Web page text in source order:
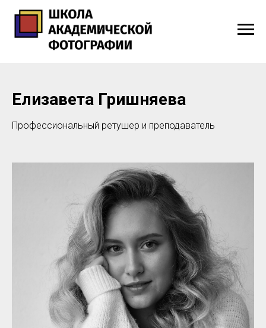
Елизавета Гришняева
Профессиональный ретушер и преподаватель